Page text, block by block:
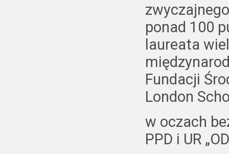
ponad 100
laureata
Fundacji
London
w oczach
PPD i UR